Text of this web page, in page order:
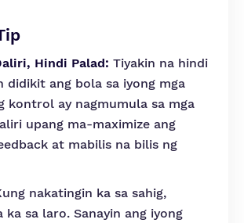
Hindi Palad: Tiyakin na hindi
didikit ang bola sa iyong mga
kontrol ay nagmumula sa mga
upang ma-maximize ang
at mabilis na bilis ng
nakatingin ka sa sahig,
ka sa laro. Sanayin ang iyong